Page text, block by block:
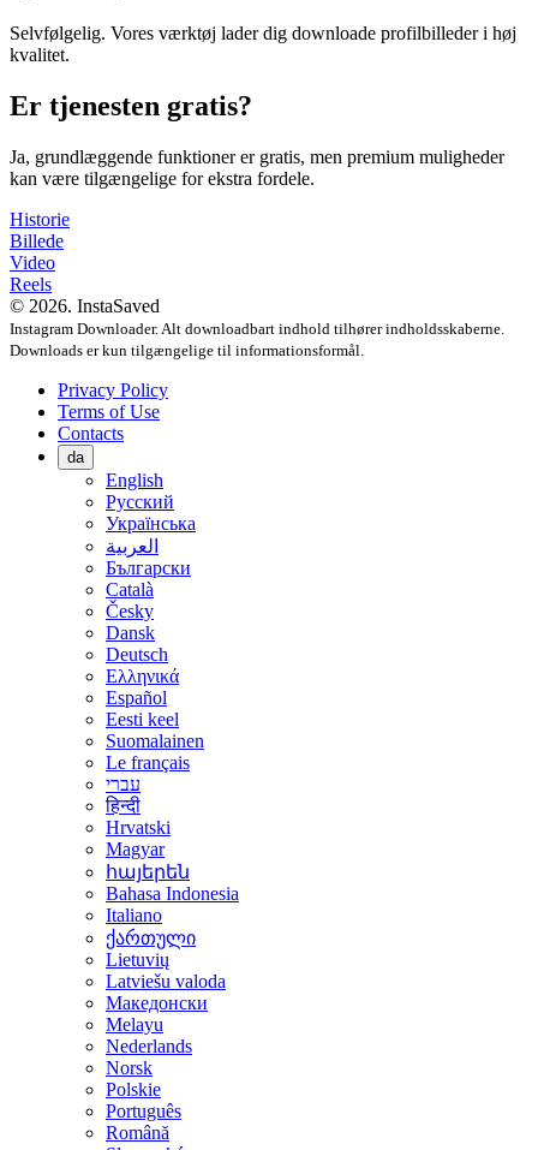
Selvfølgelig. Vores værktøj lader dig downloade profilbilleder i høj
kvalitet.
Er tjenesten gratis?
Ja, grundlæggende funktioner er gratis, men premium muligheder
kan være tilgængelige for ekstra fordele.
Historie
Billede
Video
Reels
© 2026. InstaSaved
Instagram Downloader. Alt downloadbart indhold tilhører indholdsskaberne.
Downloads er kun tilgængelige til informationsformål.
Privacy Policy
Terms of Use
Contacts
da
English
Русский
Українська
العربية
Български
Català
Česky
Dansk
Deutsch
Ελληνικά
Español
Eesti keel
Suomalainen
Le français
עברי
हिन्दी
Hrvatski
Magyar
հայերեն
Bahasa Indonesia
Italiano
ქართული
Lietuvių
Latviešu valoda
Македонски
Melayu
Nederlands
Norsk
Polskie
Português
Română